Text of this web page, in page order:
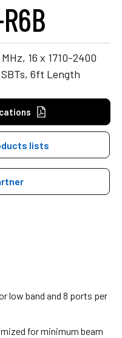
16 x 1710-2400
SBTs, 6ft Length
lists
low band and 8 ports per
for minimum beam